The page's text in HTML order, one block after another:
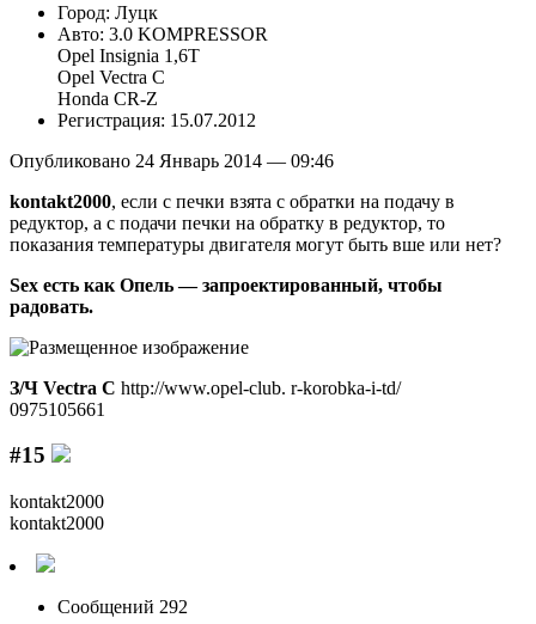
Город: Луцк
Авто: 3.0 KOMPRESSOR
Opel Insignia 1,6T
Opel Vectra C
Honda CR-Z
Регистрация: 15.07.2012
Опубликовано 24 Январь 2014 — 09:46
kontakt2000, если с печки взята с обратки на подачу в
редуктор, а с подачи печки на обратку в редуктор, то
показания температуры двигателя могут быть вше или нет?
Sex есть как Опель — запроектированный, чтобы
радовать.
З/Ч Vectra C http://www.opel-club. r-korobka-i-td/
0975105661
#15
kontakt2000
kontakt2000
Сообщений 292